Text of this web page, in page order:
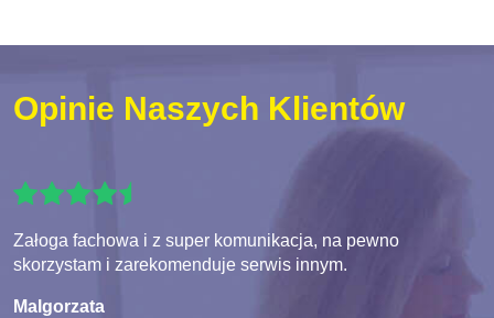
Opinie Naszych Klientów
Załoga fachowa i z super komunikacja, na pewno
skorzystam i zarekomenduje serwis innym.
Malgorzata